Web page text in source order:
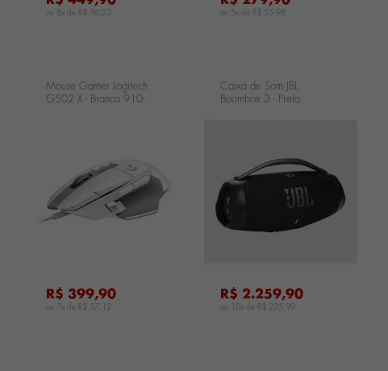
ou 8x de R$ 56,23 ou 5x de R$ 55,98
Mouse Gamer Logitech
G502 X - Branco 910-
R$ 399,90
ou 7x de R$ 57,12
Caixa de Som JBL
Boombox 3 - Preta
R$ 2.259,90
ou 10x de R$ 225,99